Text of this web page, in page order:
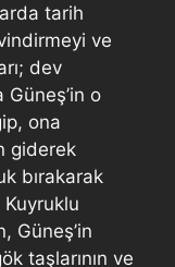
tarih
ve
dev
Güneş’in o
ona
giderek
bırakarak
Kuyruklu
Güneş’in
taşlarının ve